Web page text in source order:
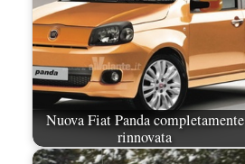
Nuova Fiat Panda completamente
rinnovata